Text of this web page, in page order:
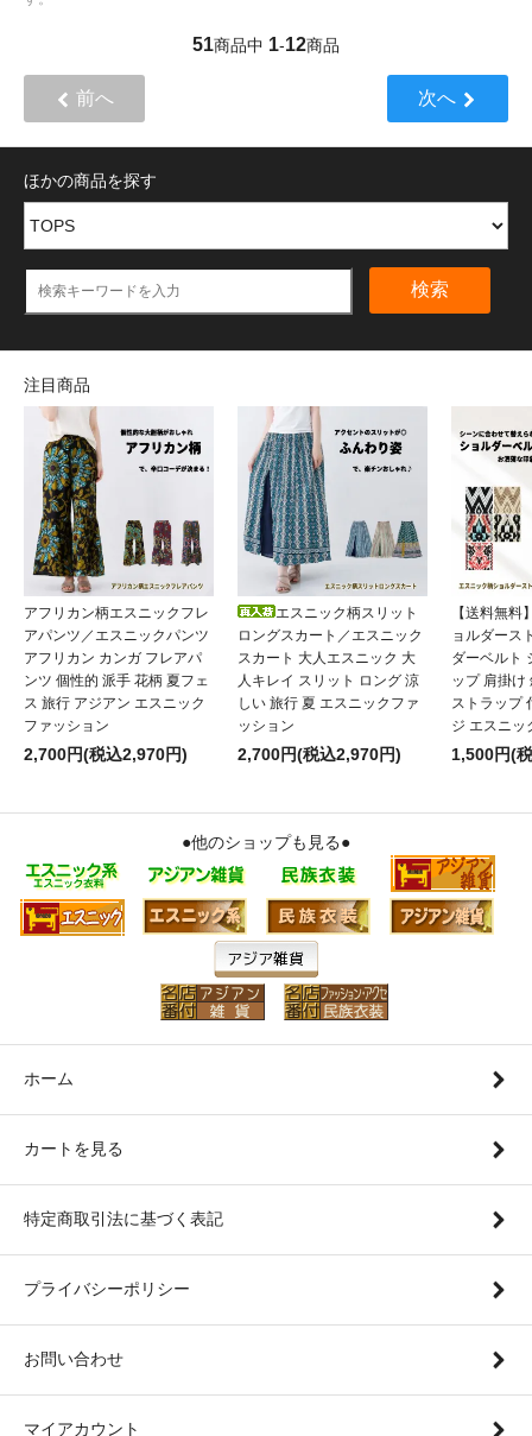
51商品中 1-12商品
前へ 次へ
ほかの商品を探す
検索
注目商品
アフリカン柄エスニックフレ
アパンツ／エスニックパンツ
アフリカン カンガ フレアパ
ンツ 個性的 派手 花柄 夏フェ
ス 旅行 アジアン エスニック
ファッション
2,700円(税込2,970円)
エスニック柄スリット
ロングスカート／エスニック
スカート 大人エスニック 大
人キレイ スリット ロング 涼
しい 旅行 夏 エスニックファ
ッション
2,700円(税込2,970円)
【送料無料
ョルダース
ダーベルト
ップ 肩掛け
ストラップ
ジ エスニッ
1,500円(
●他のショップも見る●
ホーム
カートを見る
特定商取引法に基づく表記
プライバシーポリシー
お問い合わせ
マイアカウント